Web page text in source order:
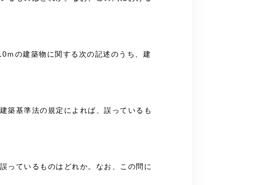
ｍの建築物に関する次の記述のうち、建
築基準法の規定によれば、誤っているも
っているものはどれか。なお、この問に